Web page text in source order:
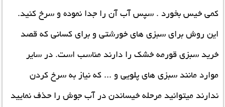
کمی خیس بخورد . سپس آب آن را جدا نموده و سرخ کنید.
این روش برای سبزی های خورشتی و برای کسانی که قصد
خرید سبزی قورمه خشک را دارند مناسب است. در سایر
موارد مانند سبزی های پلویی و ... که نیاز به سرخ کردن
ندارند میتوانید مرحله خیساندن در آب جوش را حذف نمایید